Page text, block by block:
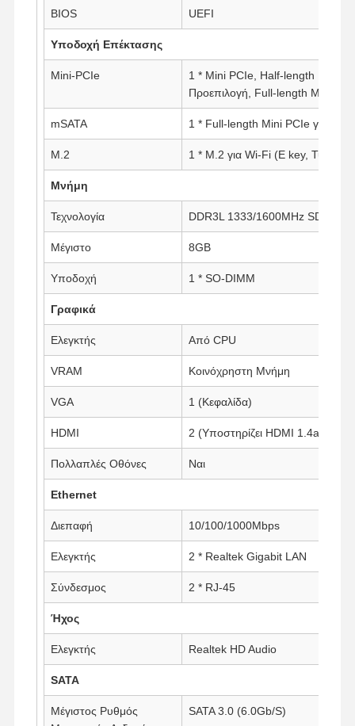
Αρχική
Σελίδα
Προϊόντα
Σχετικά Με
Εμάς
Γύρος
Ποιοτικός
Συνομιλία
Τώρα
Υπολογιστής Rack 1U
POE Mini PC
Μίνι υπολογιστής NAS
Celeron Μίνι PC
Core Mini PC
Μίνι PC Γραφείου
BIOS UEFI
Υποδοχή Επέκτασης
Mini-PCIe
1 * Mini PCIe, Half-length Mini
Προεπιλογή, Full-length Mini
mSATA 1 * Full-length Mini PCIe για SSD
M.2 1 * M.2 για Wi-Fi (E key, Τύπος:
Μνήμη
Τεχνολογία DDR3L 1333/1600MHz SDRAM
Μέγιστο 8GB
Υποδοχή 1 * SO-DIMM
Γραφικά
Ελεγκτής Από CPU
VRAM Κοινόχρηστη Μνήμη
VGA 1 (Κεφαλίδα)
HDMI 2 (Υποστηρίζει HDMI 1.4a)
Πολλαπλές Οθόνες Ναι
Ethernet
Διεπαφή 10/100/1000Mbps
Ελεγκτής 2 * Realtek Gigabit LAN
Σύνδεσμος 2 * RJ-45
Ήχος
Ελεγκτής Realtek HD Audio
SATA
Μέγιστος Ρυθμός
SATA 3.0 (6.0Gb/S)